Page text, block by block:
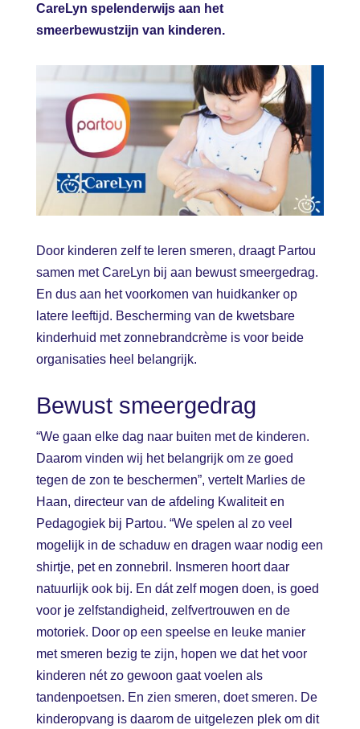
CareLyn spelenderwijs aan het
smeerbewustzijn van kinderen.
Door kinderen zelf te leren smeren, draagt Partou
samen met CareLyn bij aan bewust smeergedrag.
En dus aan het voorkomen van huidkanker op
latere leeftijd. Bescherming van de kwetsbare
kinderhuid met zonnebrandcrème is voor beide
organisaties heel belangrijk.
Bewust smeergedrag
“We gaan elke dag naar buiten met de kinderen.
Daarom vinden wij het belangrijk om ze goed
tegen de zon te beschermen”, vertelt Marlies de
Haan, directeur van de afdeling Kwaliteit en
Pedagogiek bij Partou. “We spelen al zo veel
mogelijk in de schaduw en dragen waar nodig een
shirtje, pet en zonnebril. Insmeren hoort daar
natuurlijk ook bij. En dát zelf mogen doen, is goed
voor je zelfstandigheid, zelfvertrouwen en de
motoriek. Door op een speelse en leuke manier
met smeren bezig te zijn, hopen we dat het voor
kinderen nét zo gewoon gaat voelen als
tandenpoetsen. En zien smeren, doet smeren. De
kinderopvang is daarom de uitgelezen plek om dit